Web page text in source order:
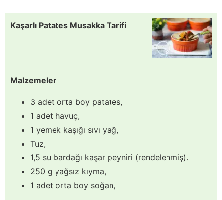
Kaşarlı Patates Musakka Tarifi
Malzemeler
3 adet orta boy patates,
1 adet havuç,
1 yemek kaşığı sıvı yağ,
Tuz,
1,5 su bardağı kaşar peyniri (rendelenmiş).
250 g yağsız kıyma,
1 adet orta boy soğan,